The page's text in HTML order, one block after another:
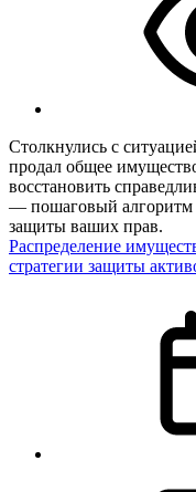
Столкнулись с
продал общее
восстановить
— пошаговый алгоритм
защиты ваших прав.
Распределение
стратегии защиты